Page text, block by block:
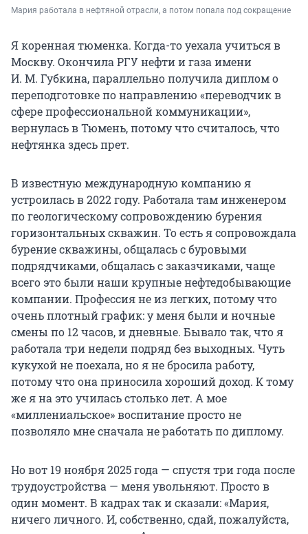
Мария работала в нефтяной отрасли, а потом попала под сокращение
Я коренная тюменка. Когда-то уехала учиться в
Москву. Окончила РГУ нефти и газа имени
И. М. Губкина, параллельно получила диплом о
переподготовке по направлению «переводчик в
сфере профессиональной коммуникации»,
вернулась в Тюмень, потому что считалось, что
нефтянка здесь прет.
В известную международную компанию я
устроилась в 2022 году. Работала там инженером
по геологическому сопровождению бурения
горизонтальных скважин. То есть я сопровождала
бурение скважины, общалась с буровыми
подрядчиками, общалась с заказчиками, чаще
всего это были наши крупные нефтедобывающие
компании. Профессия не из легких, потому что
очень плотный график: у меня были и ночные
смены по 12 часов, и дневные. Бывало так, что я
работала три недели подряд без выходных. Чуть
кукухой не поехала, но я не бросила работу,
потому что она приносила хороший доход. К тому
же я на это училась столько лет. А мое
«миллениальское» воспитание просто не
позволяло мне сначала не работать по диплому.
Но вот 19 ноября 2025 года — спустя три года после
трудоустройства — меня увольняют. Просто в
один момент. В кадрах так и сказали: «Мария,
ничего личного. И, собственно, сдай, пожалуйста,